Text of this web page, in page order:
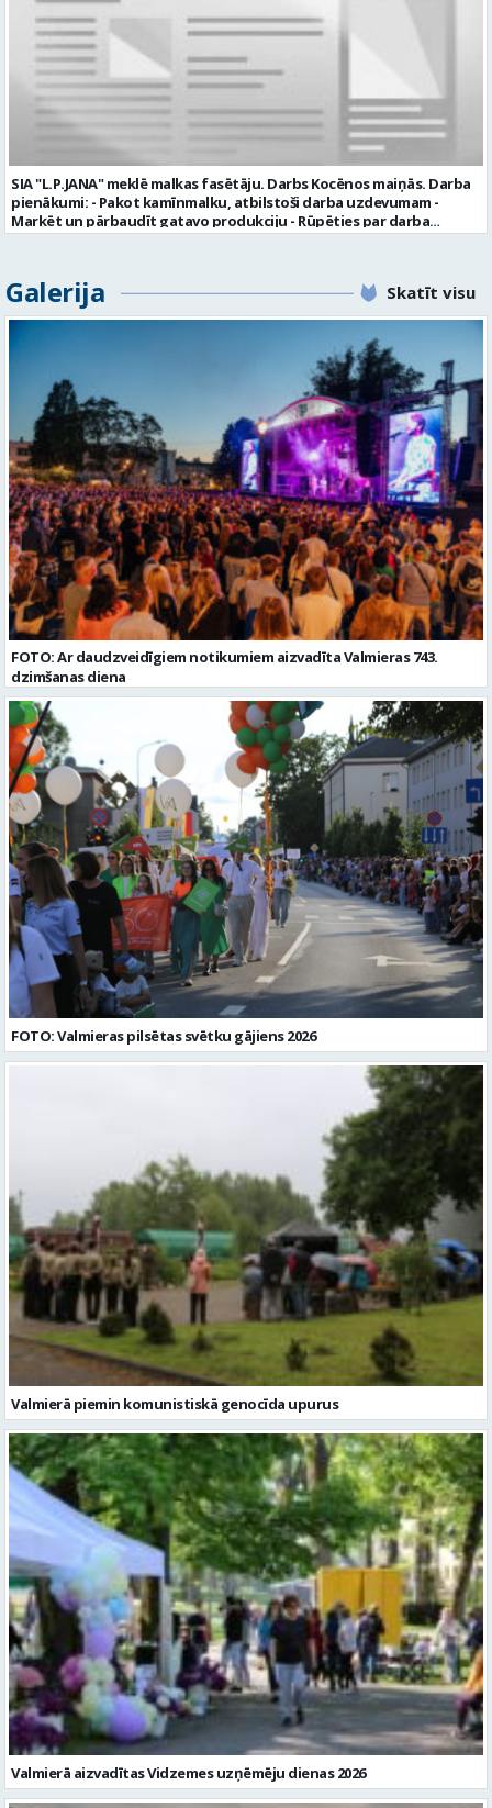
profesionālu darba vidi apmācību pirms darba pienākumu
uzsākšanas CV ar norādi vakancei „dispečers Valmierā” iesniegt līdz
2026. gada 21. augustam (ieskaitot): sūtot elektroniski uz info@vtu-
valmiera.lv personīgi SIA „VTU Valmiera”, Reģ.nr. 40003004220,
„Brandeļi”, Brandeļi, Kocēnu pagasts, Valmieras novads, personāla
daļā darba dienās no plkst. 13:00 līdz 16:00. 2 nedēļu laikā pēc
konkursa termiņa beigām sazināsimies ar pretendentiem, kuri tiks
aicināti uz tikšanos klātienē. Informācijai: 29231565 * Iesniegtos
personas datus SIA “VTU VALMIERA” izmantos, lai konkursa kārtībā
noteiktu vakancei atbilstošāko kandidātu. Ja kandidāts vēlas, lai
viņa personas dati tiktu saglabāti SIA “VTU VALMIERA” iekšējā datu
bāzē ar mērķi tos apstrādāt citos SIA “VTU VALMIERA” personāla
atlases konkursos, tad pieteikumā vakancei lūdzam kandidātam
Valmiera, Valmieras nov. Darba laika veids: Summētais darba laiks
Darba veids: Darbinieka amats uz nenoteiktu laiku Slodze: Viena
vesela slodze Darbības joma: Pakalpojumi Pieteikto vietu skaits: 1
Līgums: Darbinieka amats uz nenoteiktu laiku Aktuāla līdz: 2026-08-
21 Kontaktpersona: CV ar norādi vakancei lūdzu sūtīt uz e-pastu
info@vtu-valmiera.lv vai iesniegt personīgi Izglītības līmenis:
Vispārējā vidējā izglītība
SIA "L.P.JANA" meklē malkas fasētāju. Darbs Kocēnos maiņās. Darba
pienākumi: - Pakot kamīnmalku, atbilstoši darba uzdevumam -
Marķēt un pārbaudīt gatavo produkciju - Rūpēties par darba
kvalitāti un kārtību darba vietā Prasības kandidātiem: - Laba fiziskā
padarītā) - Vienmēr laikā izmaksātu algu - Profesionālus un
atbalstošus kolēģus Lūgums CV sūtīt uz e- pastu:
SAIŅOŠANAS OPERATORS Algas izmaksas veids: Laika darba alga
Darba vietas adrese: LATVIJA, Gravas iela 2, Kocēni, Kocēnu pag.,
Valmieras nov. Slodze: Viena vesela slodze Darbības joma: Ražošana
Pieteikto vietu skaits: 2 Aktuāla līdz: 2027-09-07 Darba sākšanas
datums: 2026-08-17 Kontaktpersona: Davids Pavlovs
Galerija Skatīt visu
FOTO: Ar daudzveidīgiem notikumiem aizvadīta Valmieras 743.
dzimšanas diena
FOTO: Valmieras pilsētas svētku gājiens 2026
Valmierā piemin komunistiskā genocīda upurus
Valmierā aizvadītas Vidzemes uzņēmēju dienas 2026